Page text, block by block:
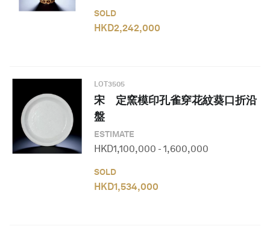
SOLD
HKD2,242,000
LOT3505
宋 定窯模印孔雀穿花紋葵口折沿
盤
ESTIMATE
HKD1,100,000 - 1,600,000
SOLD
HKD1,534,000